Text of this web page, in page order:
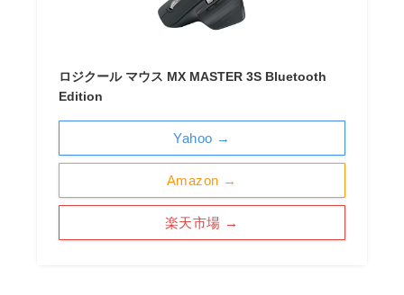
ロジクール マウス MX MASTER 3S Bluetooth
Edition
Amazon →
楽天市場 →
Yahoo →